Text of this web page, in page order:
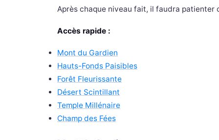
Après chaque niveau fait, il faudra patienter
Accès rapide :
Mont du Gardien
Hauts-Fonds Paisibles
Forêt Fleurissante
Désert Scintillant
Temple Millénaire
Champ des Fées